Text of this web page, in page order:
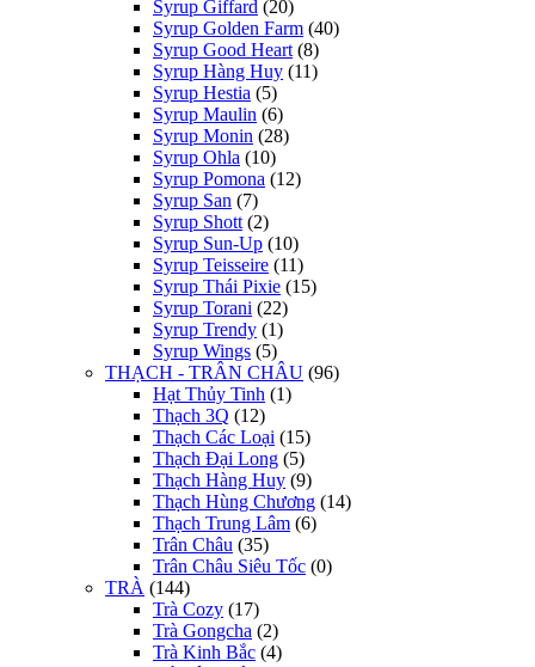
Syrup Giffard (20)
Syrup Golden Farm (40)
Syrup Good Heart (8)
Syrup Hàng Huy (11)
Syrup Hestia (5)
Syrup Maulin (6)
Syrup Monin (28)
Syrup Ohla (10)
Syrup Pomona (12)
Syrup San (7)
Syrup Shott (2)
Syrup Sun-Up (10)
Syrup Teisseire (11)
Syrup Thái Pixie (15)
Syrup Torani (22)
Syrup Trendy (1)
Syrup Wings (5)
THẠCH - TRÂN CHÂU (96)
Hạt Thủy Tinh (1)
Thạch 3Q (12)
Thạch Các Loại (15)
Thạch Đại Long (5)
Thạch Hàng Huy (9)
Thạch Hùng Chương (14)
Thạch Trung Lâm (6)
Trân Châu (35)
Trân Châu Siêu Tốc (0)
TRÀ (144)
Trà Cozy (17)
Trà Gongcha (2)
Trà Kinh Bắc (4)